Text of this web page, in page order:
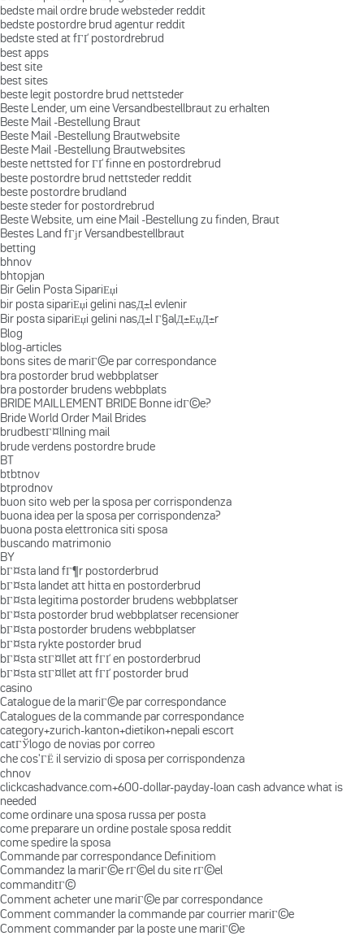
bedste mail ordre brude websteder reddit
bedste postordre brud agentur reddit
bedste sted at fГҐ postordrebrud
best apps
best site
best sites
beste legit postordre brud nettsteder
Beste Lender, um eine Versandbestellbraut zu erhalten
Beste Mail -Bestellung Braut
Beste Mail -Bestellung Brautwebsite
Beste Mail -Bestellung Brautwebsites
beste nettsted for ГҐ finne en postordrebrud
beste postordre brud nettsteder reddit
beste postordre brudland
beste steder for postordrebrud
Beste Website, um eine Mail -Bestellung zu finden, Braut
Bestes Land fГјr Versandbestellbraut
betting
bhnov
bhtopjan
Bir Gelin Posta SipariЕџi
bir posta sipariЕџi gelini nasД±l evlenir
Bir posta sipariЕџi gelini nasД±l Г§alД±ЕџД±r
Blog
blog-articles
bons sites de mariГ©e par correspondance
bra postorder brud webbplatser
bra postorder brudens webbplats
BRIDE MAILLEMENT BRIDE Bonne idГ©e?
Bride World Order Mail Brides
brudbestГ¤llning mail
brude verdens postordre brude
BT
btbtnov
btprodnov
buon sito web per la sposa per corrispondenza
buona idea per la sposa per corrispondenza?
buona posta elettronica siti sposa
buscando matrimonio
BY
bГ¤sta land fГ¶r postorderbrud
bГ¤sta landet att hitta en postorderbrud
bГ¤sta legitima postorder brudens webbplatser
bГ¤sta postorder brud webbplatser recensioner
bГ¤sta postorder brudens webbplatser
bГ¤sta rykte postorder brud
bГ¤sta stГ¤llet att fГҐ en postorderbrud
bГ¤sta stГ¤llet att fГҐ postorder brud
casino
Catalogue de la mariГ©e par correspondance
Catalogues de la commande par correspondance
category+zurich-kanton+dietikon+nepali escort
catГЎlogo de novias por correo
che cos'ГЁ il servizio di sposa per corrispondenza
chnov
clickcashadvance.com+600-dollar-payday-loan cash advance what is
needed
come ordinare una sposa russa per posta
come preparare un ordine postale sposa reddit
come spedire la sposa
Commande par correspondance Definitiom
Commandez la mariГ©e rГ©el du site rГ©el
commanditГ©
Comment acheter une mariГ©e par correspondance
Comment commander la commande par courrier mariГ©e
Comment commander par la poste une mariГ©e